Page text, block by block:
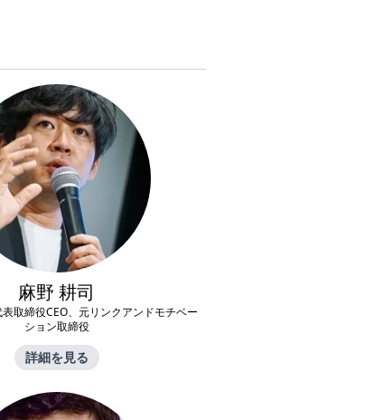
麻野 耕司
取締役CEO、元リンクアンドモチベー
ション取締役
詳細を見る